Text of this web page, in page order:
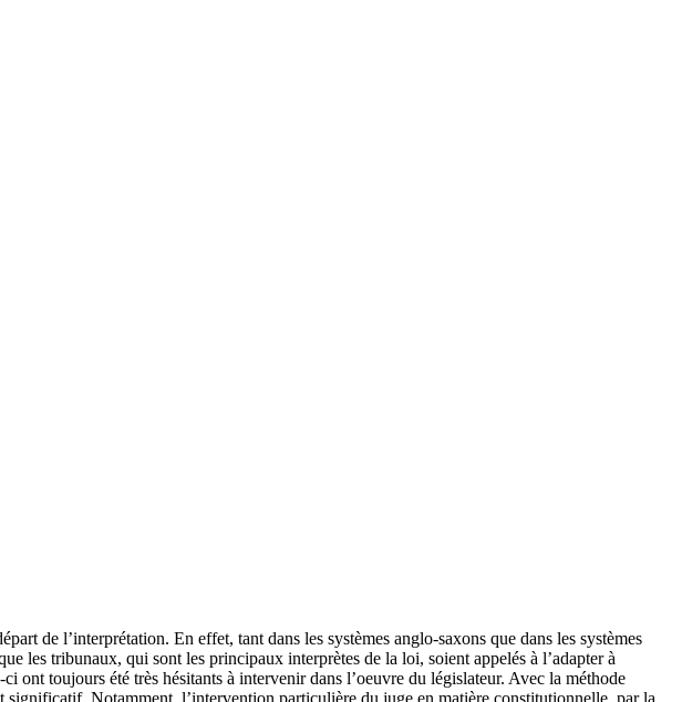
de l’interprétation. En effet, tant dans les systèmes anglo-saxons que dans les systèmes
les tribunaux, qui sont les principaux interprètes de la loi, soient appelés à l’adapter à
toujours été très hésitants à intervenir dans l’oeuvre du législateur. Avec la méthode